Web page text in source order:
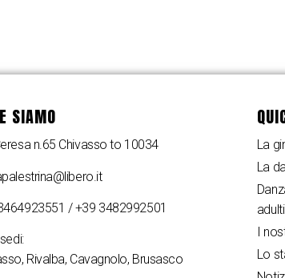
SIAMO
n.65 Chivasso to 10034
/ +39 3482992501
Rivalba, Cavagnolo, Brusasco
La
La
adulti
I
Lo